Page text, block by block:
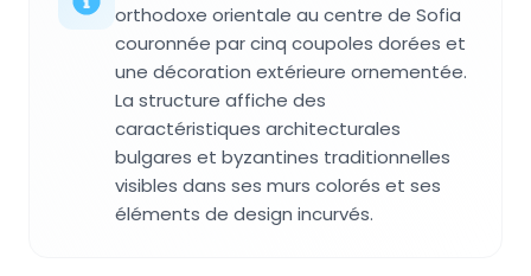
orthodoxe orientale au centre de Sofia
couronnée par cinq coupoles dorées et
une décoration extérieure ornementée.
La structure affiche des
caractéristiques architecturales
bulgares et byzantines traditionnelles
visibles dans ses murs colorés et ses
éléments de design incurvés.